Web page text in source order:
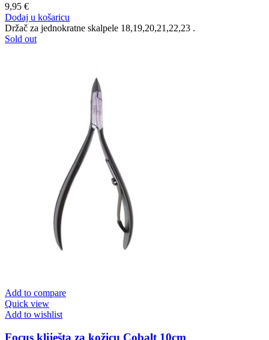
9,95 €
Dodaj u košaricu
Držač za jednokratne skalpele 18,19,20,21,22,23 .
Sold out
Add to compare
Quick view
Add to wishlist
Focus kliješta za kožicu Cobalt 10cm